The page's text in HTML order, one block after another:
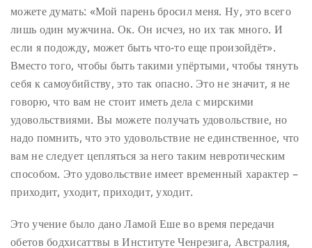
можете думать: «Мой парень бросил меня. Ну, это всего
лишь один мужчина. Ок. Он исчез, но их так много. И
если я подожду, может быть что-то еще произойдёт».
Вместо того, чтобы быть такими упёртыми, чтобы тянуть
себя к самоубийству, это так опасно. Это не значит, я не
говорю, что вам не стоит иметь дела с мирскими
удовольствиями. Вы можете получать удовольствие, но
надо помнить, что это удовольствие не единственное, что
вам не следует цепляться за него таким невротическим
способом. Это удовольствие имеет временный характер –
приходит, уходит, приходит, уходит.
Это учение было дано Ламой Еше во время передачи
обетов бодхисаттвы в Институте Ченрезига, Австралия,